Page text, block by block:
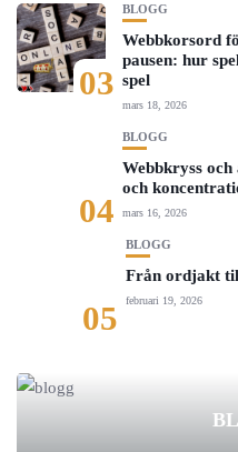
03
BLOGG
Webbkorsord
pausen: hur
spel
mars 18, 2026
04
BLOGG
Webbkryss
och
mars 16, 2026
05
BLOGG
Från ordjakt
februari 19, 2026